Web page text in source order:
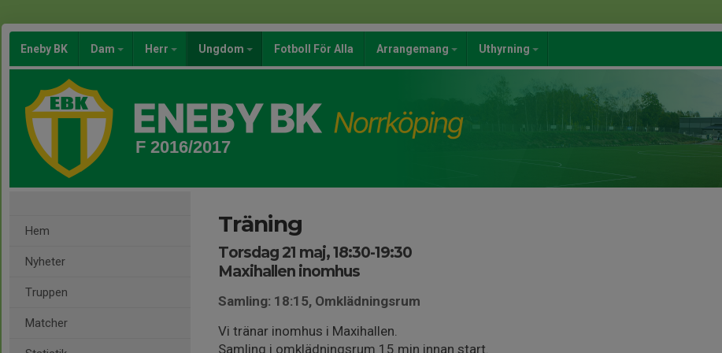
Eneby BK Dam Herr Ungdom Fotboll För Alla Arrangemang Uthyrning
F 2016/2017
Hem
Nyheter
Truppen
Matcher
Träning
Torsdag 21 maj, 18:30-19:30
Maxihallen inomhus
Samling: 18:15, Omklädningsrum
Vi tränar inomhus i Maxihallen.
Samling i omklädningsrum 15 min innan start.